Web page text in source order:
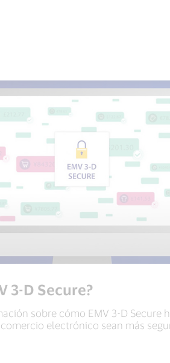
3-D Secure?
sobre cómo EMV 3-D Secure
electrónico sean más